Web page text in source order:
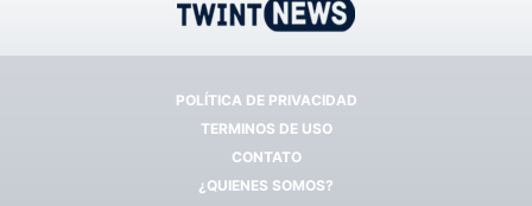
POLÍTICA DE PRIVACIDAD
TERMINOS DE USO
CONTATO
¿QUIENES SOMOS?